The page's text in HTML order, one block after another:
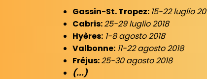
Gassin-St. Tropez: 15-22 luglio
Cabris:25-29 luglio 2018
Hyères: 1-8 agosto 2018
Valbonne: 11-22 agosto 2018
Fréjus:25-30 agosto 2018
(...)